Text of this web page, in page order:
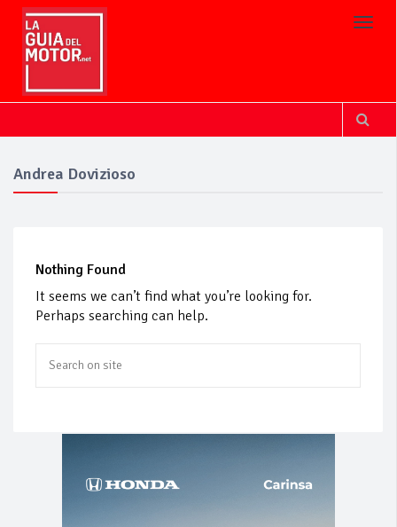
Andrea Dovizioso
Nothing Found
It seems we can’t find what you’re looking for.
Perhaps searching can help.